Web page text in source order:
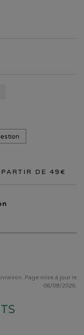
DE 49€
Page mise à jour le
06/08/2026.